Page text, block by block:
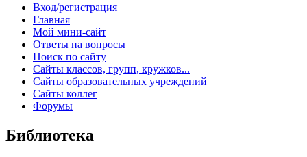
Вход/регистрация
Главная
Мой мини-сайт
Ответы на вопросы
Поиск по сайту
Сайты классов, групп, кружков...
Сайты образовательных учреждений
Сайты коллег
Форумы
Библиотека